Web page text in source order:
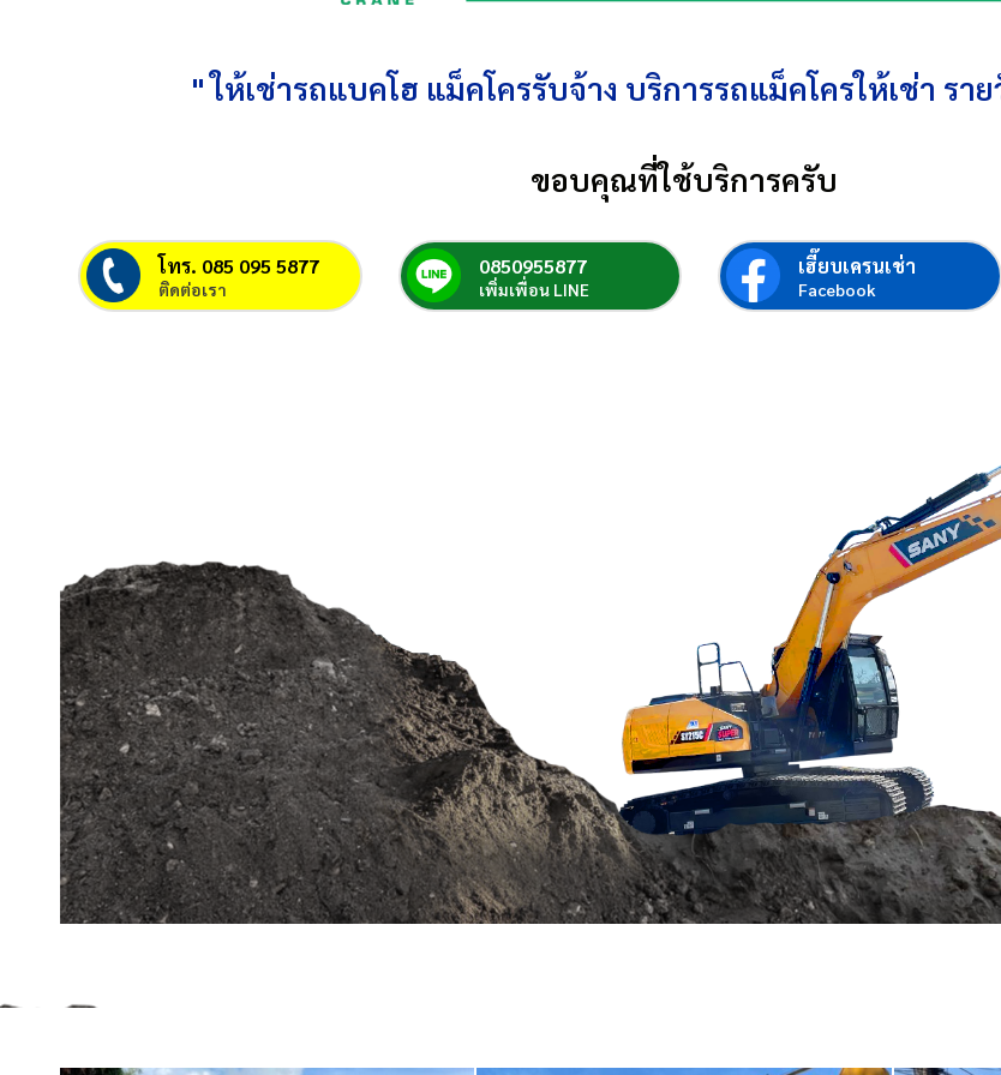
" ให้เช่ารถแบคโฮ แม็คโครรับจ้าง บริการรถแม็คโครให้เช่า รา
ขอบคุณที่ใช้บริการครับ
โทร. 085 095 5877
ติดต่อเรา
0850955877
เพิ่มเพื่อน LINE
เฮี๊ยบเครนเช่า
Facebook